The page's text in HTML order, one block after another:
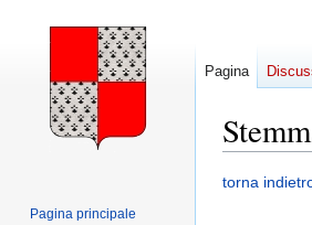
Vai
Vai
torna
Pagina
Pagina principale